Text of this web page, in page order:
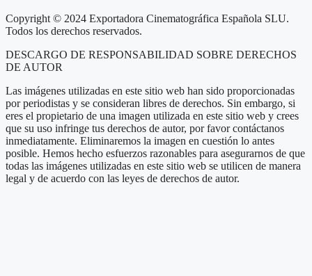
Copyright © 2024 Exportadora Cinematográfica Española SLU.
Todos los derechos reservados.
DESCARGO DE RESPONSABILIDAD SOBRE DERECHOS
DE AUTOR
Las imágenes utilizadas en este sitio web han sido proporcionadas
por periodistas y se consideran libres de derechos. Sin embargo, si
eres el propietario de una imagen utilizada en este sitio web y crees
que su uso infringe tus derechos de autor, por favor contáctanos
inmediatamente. Eliminaremos la imagen en cuestión lo antes
posible. Hemos hecho esfuerzos razonables para asegurarnos de que
todas las imágenes utilizadas en este sitio web se utilicen de manera
legal y de acuerdo con las leyes de derechos de autor.